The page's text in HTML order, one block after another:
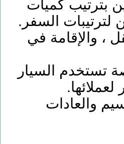
بترتيب كميات
السفر.
، والإقامة في
تستخدم السيار
والعادات